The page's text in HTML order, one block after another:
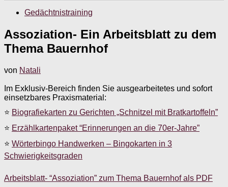
Gedächtnistraining
Assoziation- Ein Arbeitsblatt zu dem
Thema Bauernhof
von Natali
Im Exklusiv-Bereich finden Sie ausgearbeitetes und sofort
einsetzbares Praxismaterial:
⭐ Biografiekarten zu Gerichten „Schnitzel mit Bratkartoffeln”
⭐ Erzählkartenpaket “Erinnerungen an die 70er-Jahre”
⭐ Wörterbingo Handwerken – Bingokarten in 3
Schwierigkeitsgraden
Arbeitsblatt- “Assoziation” zum Thema Bauernhof als PDF